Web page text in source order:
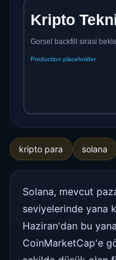
kripto para solana
Solana, mevcut
seviyelerinde yana
Haziran'dan bu
CoinMarketCap'e